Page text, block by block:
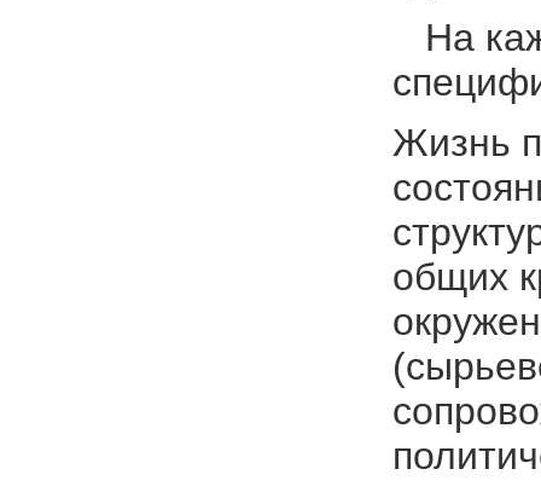
На
Жизнь
общих